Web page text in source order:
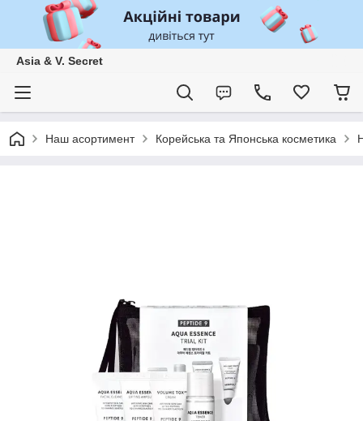
Asia & V. Secret
Наш асортимент Корейська та Японська косметика